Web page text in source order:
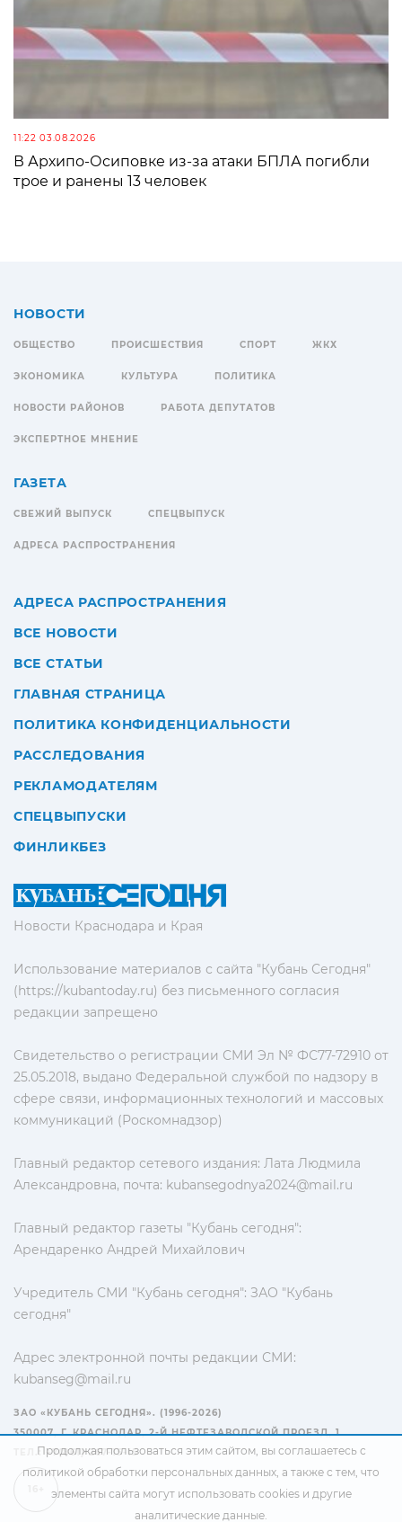
11:22 03.08.2026
В Архипо-Осиповке из-за атаки БПЛА погибли
трое и ранены 13 человек
Новости Краснодара и Края
Использование материалов с сайта "Кубань Сегодня"
(https://kubantoday.ru) без письменного согласия
редакции запрещено
Свидетельство о регистрации СМИ Эл № ФС77-72910 от
25.05.2018, выдано Федеральной службой по надзору в
сфере связи, информационных технологий и массовых
коммуникаций (Роскомнадзор)
Главный редактор сетевого издания: Лата Людмила
Александровна, почта: kubansegodnya2024@mail.ru
Главный редактор газеты "Кубань сегодня":
Арендаренко Андрей Михайлович
Учредитель СМИ "Кубань сегодня": ЗАО "Кубань
сегодня"
Адрес электронной почты редакции СМИ:
kubanseg@mail.ru
НОВОСТИ
ОБЩЕСТВО ПРОИСШЕСТВИЯ СПОРТ ЖКХ
ЭКОНОМИКА КУЛЬТУРА ПОЛИТИКА
НОВОСТИ РАЙОНОВ РАБОТА ДЕПУТАТОВ
ЭКСПЕРТНОЕ МНЕНИЕ
ГАЗЕТА
СВЕЖИЙ ВЫПУСК СПЕЦВЫПУСК
АДРЕСА РАСПРОСТРАНЕНИЯ
АДРЕСА РАСПРОСТРАНЕНИЯ
ВСЕ НОВОСТИ
ВСЕ СТАТЬИ
ГЛАВНАЯ СТРАНИЦА
ПОЛИТИКА КОНФИДЕНЦИАЛЬНОСТИ
РАССЛЕДОВАНИЯ
РЕКЛАМОДАТЕЛЯМ
СПЕЦВЫПУСКИ
ФИНЛИКБЕЗ
ЗАО «КУБАНЬ СЕГОДНЯ». (1996-2026)
350007, Г. КРАСНОДАР, 2-Й НЕФТЕЗАВОДСКОЙ ПРОЕЗД, 1
ТЕЛ.: +7(861) 267-15-15
Продолжая пользоваться этим сайтом, вы соглашаетесь с
политикой обработки персональных данных, а также с тем, что
элементы сайта могут использовать cookies и другие
аналитические данные.